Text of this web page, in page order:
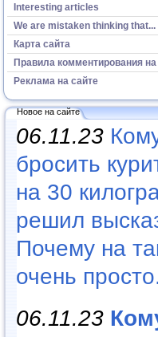
Interesting articles
We are mistaken thinking that...
Карта сайта
Правила комментирования на
Реклама на сайте
Новое на сайте
06.11.23
бросить
на 30
решил
Почему на
очень
06.11.23